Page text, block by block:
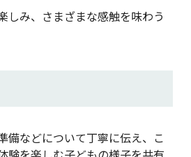
しみ、さまざまな感触を味わう
備などについて丁寧に伝え、こ